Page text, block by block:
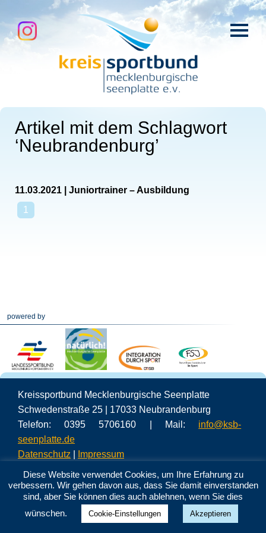
Artikel mit dem Schlagwort
‘Neubrandenburg’
11.03.2021
Juniortrainer – Ausbildung
1
powered by
Kreissportbund Mecklenburgische Seenplatte
Schwedenstraße 25 | 17033 Neubrandenburg
Telefon: 0395 5706160 | Mail: info@ksb-
seenplatte.de
Datenschutz
Impressum
Diese Website verwendet Cookies, um Ihre Erfahrung zu
verbessern. Wir gehen davon aus, dass Sie damit einverstanden
sind, aber Sie können dies auch ablehnen, wenn Sie dies
wünschen.
Cookie-Einstellungen Akzeptieren